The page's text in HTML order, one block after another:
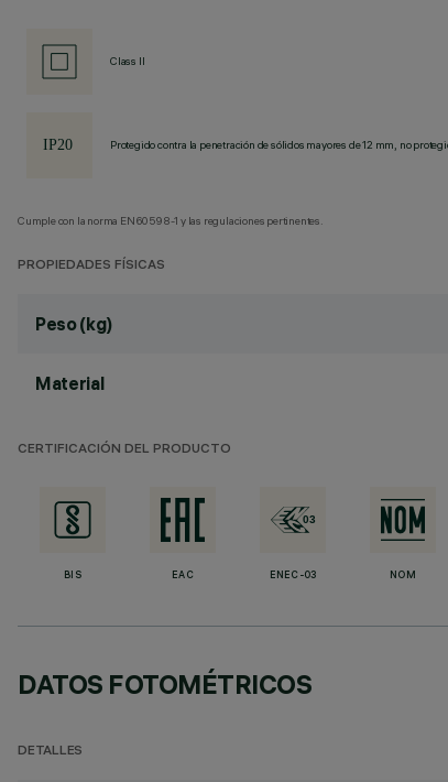
Class II
Protegido contra la penetración de sólidos mayores de 12 mm, no
Cumple con la norma EN60598-1 y las regulaciones pertinentes.
PROPIEDADES FÍSICAS
Peso (kg)
Material
CERTIFICACIÓN DEL PRODUCTO
BIS EAC ENEC-03 NOM
DATOS FOTOMÉTRICOS
DETALLES